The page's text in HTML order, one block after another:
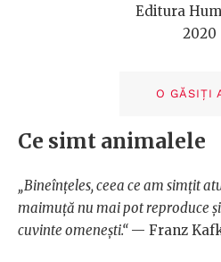
Editura
2020
O GĂSIȚI
Ce simt animalele
„Bineînțeles, ceea ce am simțit
maimuță nu mai pot reproduce
cuvinte omenești.“ — Franz